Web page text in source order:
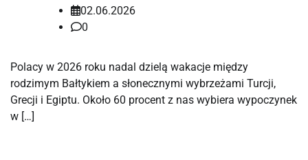
02.06.2026
0
Polacy w 2026 roku nadal dzielą wakacje między
rodzimym Bałtykiem a słonecznymi wybrzeżami Turcji,
Grecji i Egiptu. Około 60 procent z nas wybiera wypoczynek
w […]